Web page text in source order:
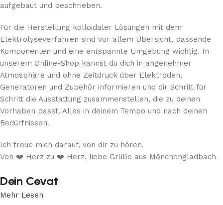
aufgebaut und beschrieben.
Für die Herstellung kolloidaler Lösungen mit dem
Elektrolyseverfahren sind vor allem Übersicht, passende
Komponenten und eine entspannte Umgebung wichtig. In
unserem Online-Shop kannst du dich in angenehmer
Atmosphäre und ohne Zeitdruck über Elektroden,
Generatoren und Zubehör informieren und dir Schritt für
Schritt die Ausstattung zusammenstellen, die zu deinen
Vorhaben passt. Alles in deinem Tempo und nach deinen
Bedürfnissen.
Ich freue mich darauf, von dir zu hören.
Von ❤️ Herz zu ❤️ Herz, liebe Grüße aus Mönchengladbach
Dein Cevat
Mehr Lesen